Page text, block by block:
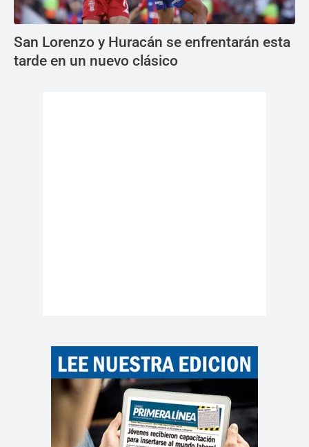
San Lorenzo y Huracán se enfrentarán esta
tarde en un nuevo clásico